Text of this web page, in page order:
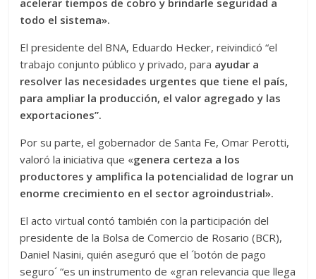
todo el sistema».
El presidente del BNA, Eduardo Hecker, reivindicó “el
trabajo conjunto público y privado, para ayudar a
resolver las necesidades urgentes que tiene el país,
para ampliar la producción, el valor agregado y las
exportaciones”.
Por su parte, el gobernador de Santa Fe, Omar Perotti,
valoró la iniciativa que «genera certeza a los
productores y amplifica la potencialidad de lograr un
enorme crecimiento en el sector agroindustrial».
El acto virtual contó también con la participación del
presidente de la Bolsa de Comercio de Rosario (BCR),
Daniel Nasini, quién aseguró que el ´botón de pago
seguro´ “es un instrumento de «gran relevancia que llega